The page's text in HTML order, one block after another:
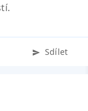
Sdílet